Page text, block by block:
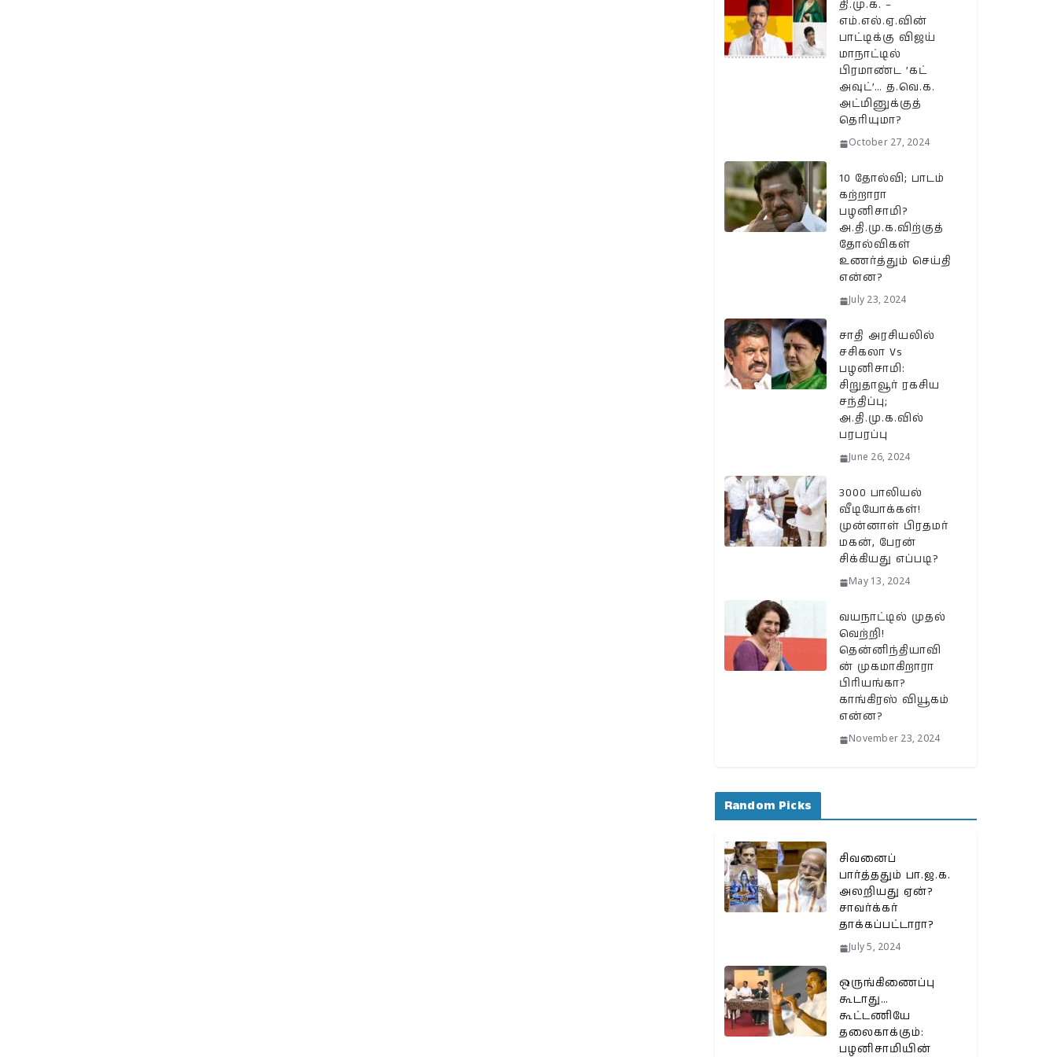
தி.மு.க. –
எம்.எல்.ஏ.வின்
பாட்டிக்கு விஜய்
மாநாட்டில்
பிரமாண்ட ’கட்
அவுட்’… த.வெ.க.
அட்மினுக்குத்
தெரியுமா?
October 27, 2024
10 தோல்வி; பாடம்
கற்றாரா
பழனிசாமி?
அ.தி.மு.க.விற்குத்
தோல்விகள்
உணர்த்தும் செய்தி
என்ன?
July 23, 2024
சாதி அரசியலில்
சசிகலா Vs
பழனிசாமி:
சிறுதாவூர் ரகசிய
சந்திப்பு;
அ.தி.மு.க.வில்
பரபரப்பு
June 26, 2024
3000 பாலியல்
வீடியோக்கள்!
முன்னாள் பிரதமர்
மகன், பேரன்
சிக்கியது எப்படி?
May 13, 2024
வயநாட்டில் முதல்
வெற்றி!
தென்னிந்தியாவி
ன் முகமாகிறாரா
பிரியங்கா?
காங்கிரஸ் வியூகம்
என்ன?
November 23, 2024
Random Picks
சிவனைப்
பார்த்ததும் பா.ஜ.க.
அலறியது ஏன்?
சாவர்க்கர்
தாக்கப்பட்டாரா?
July 5, 2024
ஒருங்கிணைப்பு
கூடாது…
கூட்டணியே
தலைகாக்கும்:
பழனிசாமியின்